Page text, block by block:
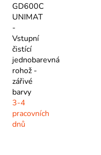
GD600C
UNIMAT
-
Vstupní
čistící
jednobarevná
rohož -
zářivé
barvy
3-4
pracovních
dnů